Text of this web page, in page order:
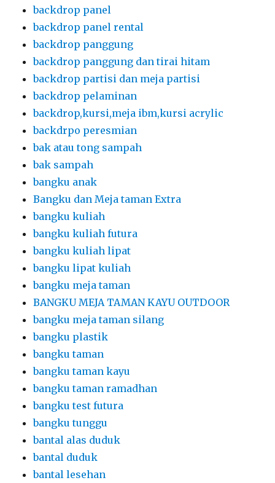
backdrop panel
backdrop panel rental
backdrop panggung
backdrop panggung dan tirai hitam
backdrop partisi dan meja partisi
backdrop pelaminan
backdrop,kursi,meja ibm,kursi acrylic
backdrpo peresmian
bak atau tong sampah
bak sampah
bangku anak
Bangku dan Meja taman Extra
bangku kuliah
bangku kuliah futura
bangku kuliah lipat
bangku lipat kuliah
bangku meja taman
BANGKU MEJA TAMAN KAYU OUTDOOR
bangku meja taman silang
bangku plastik
bangku taman
bangku taman kayu
bangku taman ramadhan
bangku test futura
bangku tunggu
bantal alas duduk
bantal duduk
bantal lesehan